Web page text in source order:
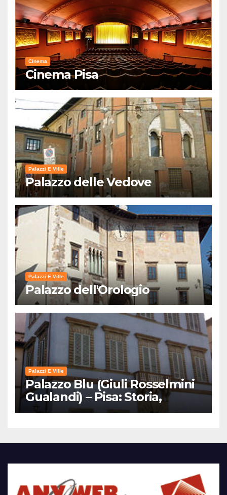
Cinema
Cinema Pisa
Palazzi E Ville
Palazzo delle Vedove
Palazzi E Ville
Palazzo dell'Orologio
Palazzi E Ville
Palazzo Blu (Giuli Rosselmini
Gualandi) – Pisa: Storia,
Mostre e Info Visita